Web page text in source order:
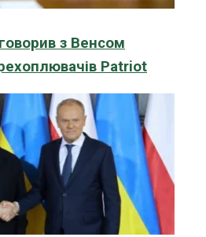
з Венсом
Patriot